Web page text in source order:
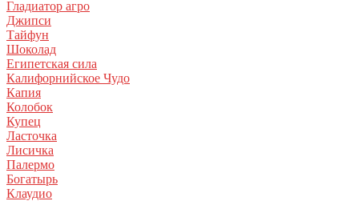
Гладиатор агро
Джипси
Тайфун
Шоколад
Египетская сила
Калифорнийское Чудо
Капия
Колобок
Купец
Ласточка
Лисичка
Палермо
Богатырь
Клаудио